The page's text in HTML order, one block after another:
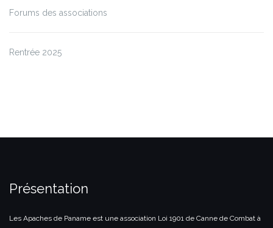
Forums des associations
Rentrée 2025
Présentation
Les Apaches de Paname est une association Loi 1901 de Canne de Combat à